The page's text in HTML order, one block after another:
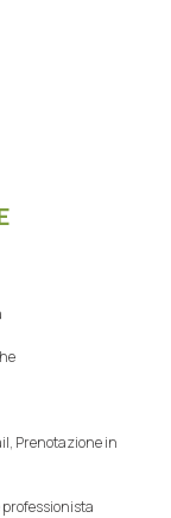
Prenotazione in